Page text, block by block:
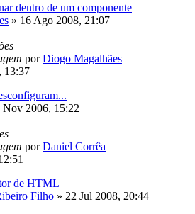
dentro de um componente
» 16 Ago 2008, 21:07
porDiogo Magalhães
13:37
Nov 2006, 15:22
porDaniel Corrêa
de HTML
Filho » 22 Jul 2008, 20:44